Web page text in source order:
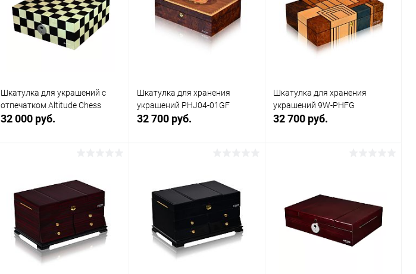
клик
В избранное В наличии В избранное В наличии
клик
В избранное В наличии
Шкатулка для украшений с
отпечатком Altitude Chess
32 000 руб.
Купить в 1
клик
Сравнение
В избранное В наличии
Шкатулка для хранения
украшений PHJ04-01GF
32 700 руб.
Купить в 1
клик
Сравнение
В избранное В наличии
Шкатулка для хранения
украшений 9W-PHFG
32 700 руб.
Купить в 1
клик
В избранное В наличии